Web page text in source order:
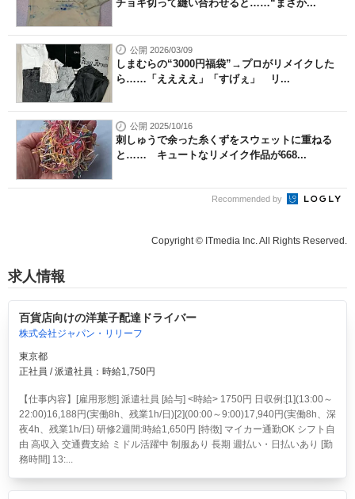
チョキ切って縫い合わせると……“まさか...
公開 2026/03/09
しまむらの“3000円福袋”→プロがリメイクした
ら……「ええええ」「すげぇ」 リ...
公開 2025/10/16
刺しゅうで余った糸くずをスウェットに重ねる
と…… キュートなリメイク作品が668...
Recommended by
Copyright © ITmedia Inc. All Rights Reserved.
求人情報
百貨店向けの洋菓子配達ドライバー
株式会社ジャパン・リリーフ
東京都
正社員 / 派遣社員：時給1,750円
【仕事内容】[雇用形態] 派遣社員 [給与] <時給> 1750円 日収例:[1](13:00～
22:00)16,188円(実働8h、残業1h/日)[2](00:00～9:00)17,940円(実働8h、深
夜4h、残業1h/日) 研修2週間:時給1,650円 [特徴] マイカー通勤OK シフト自
由 高収入 交通費支給 ミドル活躍中 制服あり 長期 週払い・日払いあり [勤
務時間] 13:...